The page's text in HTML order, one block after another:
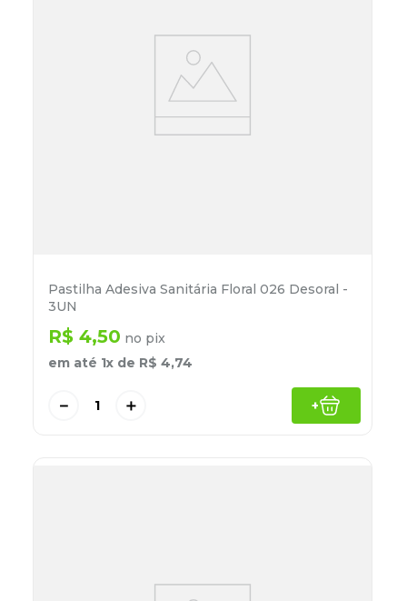
Pastilha Adesiva Sanitária Floral 026 Desoral -
3UN
R$ 4,50 no pix
em até 1x de R$ 4,74
＋
－ +